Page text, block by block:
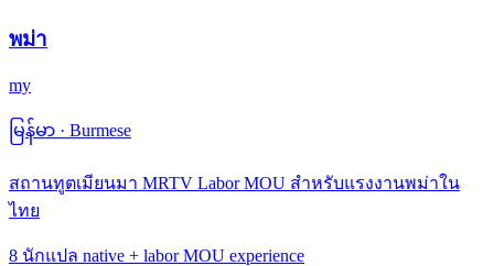
พม่า
my
မြန်မာ · Burmese
สถานทูตเมียนมา MRTV Labor MOU สำหรับแรงงานพม่าใน
ไทย
8 นักแปล native + labor MOU experience